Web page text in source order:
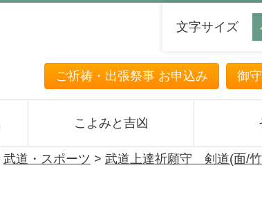
ご祈祷・出張祭事 お申込み 御
文字サイズ
こよみと吉凶
武道・スポーツ > 武道上達祈願守 剣道(面/